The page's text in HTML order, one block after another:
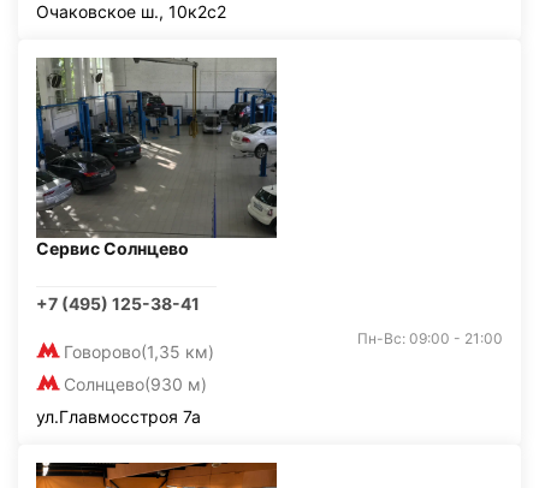
Очаковское ш., 10к2с2
Сервис Солнцево
+7 (495) 125-38-41
Говорово(1,35 км)
Солнцево(930 м)
Пн-Вс: 09:00 - 21:00
ул.Главмосстроя 7а